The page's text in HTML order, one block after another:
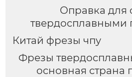
Оправка для
твердосплавными
Китай фрезы чпу
Фрезы
основная страна